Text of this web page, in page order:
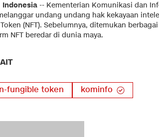
Indonesia -- Kementerian Komunikasi dan
undang undang hak kekayaan
(NFT). Sebelumnya, ditemukan
NFT beredar di dunia maya.
fungible token kominfo